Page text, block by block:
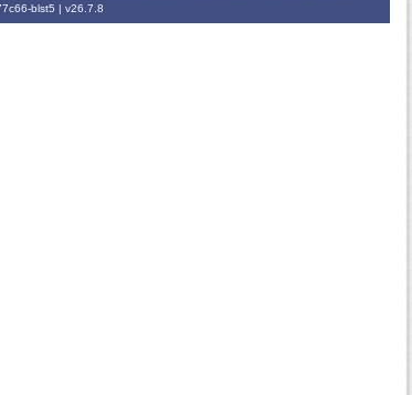
blst5 | v26.7.8